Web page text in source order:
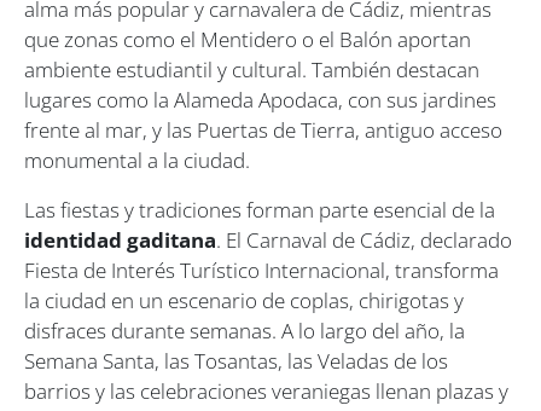
alma más popular y carnavalera de Cádiz, mientras
que zonas como el Mentidero o el Balón aportan
ambiente estudiantil y cultural. También destacan
lugares como la Alameda Apodaca, con sus jardines
frente al mar, y las Puertas de Tierra, antiguo acceso
monumental a la ciudad.
Las fiestas y tradiciones forman parte esencial de la
identidad gaditana. El Carnaval de Cádiz, declarado
Fiesta de Interés Turístico Internacional, transforma
la ciudad en un escenario de coplas, chirigotas y
disfraces durante semanas. A lo largo del año, la
Semana Santa, las Tosantas, las Veladas de los
barrios y las celebraciones veraniegas llenan plazas y